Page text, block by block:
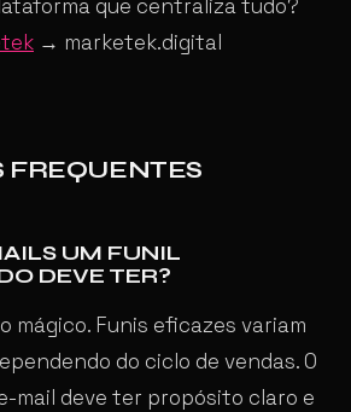
que centraliza tudo?
→ marketek.digital
FREQUENTES
UM FUNIL
DEVE TER?
mágico. Funis eficazes variam
do ciclo de vendas. O
mail deve ter propósito claro e